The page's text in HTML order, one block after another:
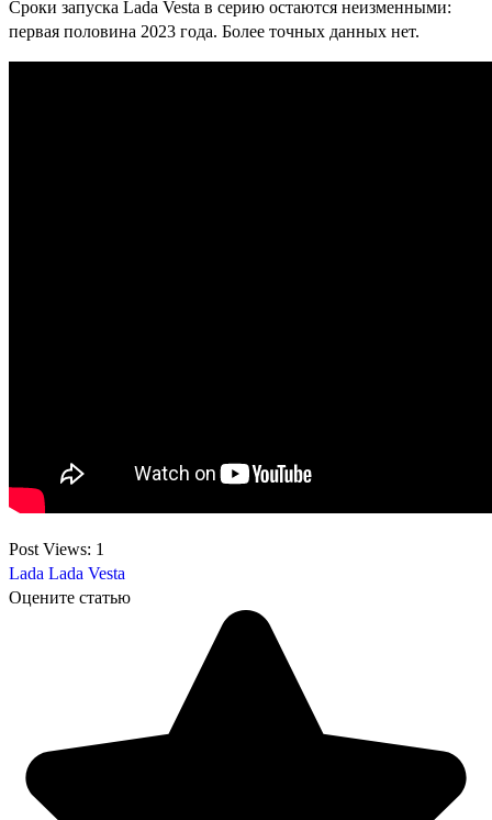
Сроки запуска Lada Vesta в серию остаются неизменными:
первая половина 2023 года. Более точных данных нет.
Post Views: 1
Lada Lada Vesta
Оцените статью